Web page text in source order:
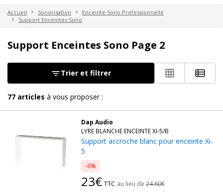
Accueil Sonorisation
Enceinte Sono Professionnelle
Support Enceintes Sono
Support Enceintes Sono Page 2
Trier et filtrer
77 articles à vous proposer :
Dap Audio
LYRE BLANCHE ENCEINTE XI-5/B
Support accroche blanc pour enceinte Xi-
5
-6%
23€ TTC au lieu de 24.60€